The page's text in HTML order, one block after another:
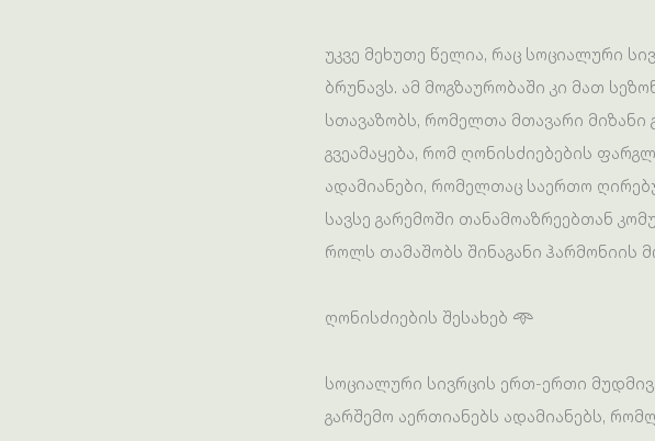
უკვე მეხუთე წელია, რაც სოციალური
ბრუნავს. ამ მოგზაურობაში კი მათ
სთავაზობს, რომელთა მთავარი მიზანი
გვეამაყება, რომ ღონისძიებების
ადამიანები, რომელთაც საერთო
სავსე გარემოში თანამოაზრეებთან
როლს თამაშობს შინაგანი ჰარმონიის
ღონისძიების შესახებ 𖥸
სოციალური სივრცის ერთ-ერთი
გარშემო აერთიანებს ადამიანებს,